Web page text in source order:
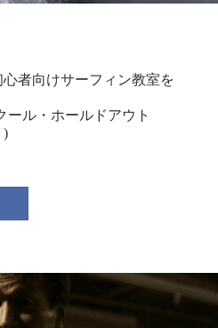
心者向けサーフィン教室を
ール・ホールドアウト
)